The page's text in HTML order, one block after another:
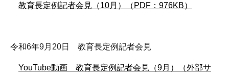
教育長定例記者会見（10月）（PDF：976KB）
令和6年9月20日 教育長定例記者会見
YouTube動画 教育長定例記者会見（9月）（外部サ